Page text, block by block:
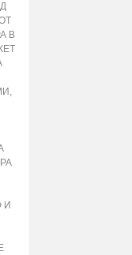
В
И